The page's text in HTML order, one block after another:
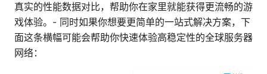
真实的性能数据对比，帮助你在家里就能获得更流畅的游
戏体验。- 同时如果你想要更简单的一站式解决方案，下
面这条横幅可能会帮助你快速体验高稳定性的全球服务器
网络：